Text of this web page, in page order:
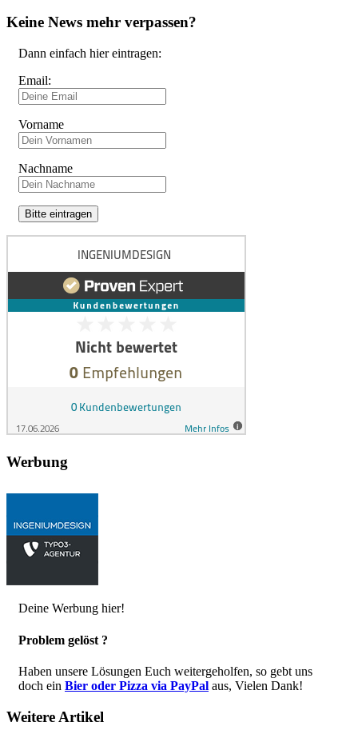
Keine News mehr verpassen?
Dann einfach hier eintragen:
Email:
Vorname
Nachname
Werbung
Deine Werbung hier!
Problem gelöst ?
Haben unsere Lösungen Euch weitergeholfen, so gebt uns
doch ein Bier oder Pizza via PayPal aus, Vielen Dank!
Weitere Artikel